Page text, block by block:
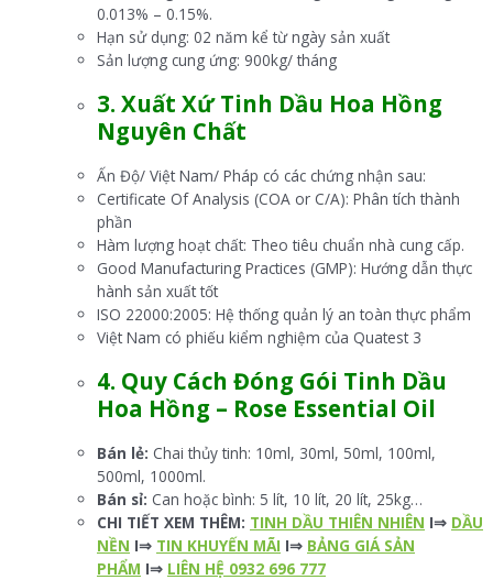
0.013% – 0.15%.
Hạn sử dụng: 02 năm kể từ ngày sản xuất
Sản lượng cung ứng: 900kg/ tháng
3. Xuất Xứ Tinh Dầu Hoa Hồng
Nguyên Chất
Ấn Độ/ Việt Nam/ Pháp có các chứng nhận sau:
Certificate Of Analysis (COA or C/A): Phân tích thành
phần
Hàm lượng hoạt chất: Theo tiêu chuẩn nhà cung cấp.
Good Manufacturing Practices (GMP): Hướng dẫn thực
hành sản xuất tốt
ISO 22000:2005: Hệ thống quản lý an toàn thực phẩm
Việt Nam có phiếu kiểm nghiệm của Quatest 3
4. Quy Cách Đóng Gói Tinh Dầu
Hoa Hồng – Rose Essential Oil
Bán lẻ: Chai thủy tinh: 10ml, 30ml, 50ml, 100ml,
500ml, 1000ml.
Bán sỉ: Can hoặc bình: 5 lít, 10 lít, 20 lít, 25kg…
CHI TIẾT XEM THÊM: TINH DẦU THIÊN NHIÊN I⇒ DẦU
NỀN I⇒ TIN KHUYẾN MÃI I⇒ BẢNG GIÁ SẢN
PHẨM I⇒ LIÊN HỆ 0932 696 777